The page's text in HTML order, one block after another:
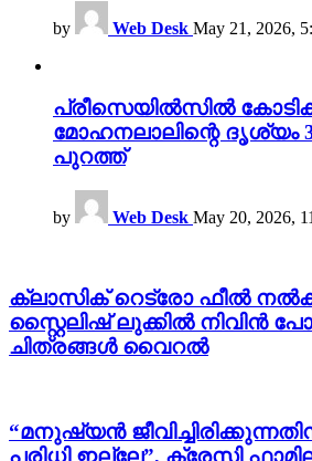
by Web Desk May 21, 2026,
പ്രീസെയിൽസിൽ
മോഹനലാലിന്റെ
പുറത്ത്
by Web Desk May 20, 2026,
ക്ലാസിക് റെട്രോ ഫീൽ
സ്റ്റൈലിഷ് ലുക്കിൽ നിവിൻ
ചിത്രങ്ങൾ വൈറൽ
“മനുഷ്യൻ
പരിധി ഇല്ലേ”, ക്രേസി